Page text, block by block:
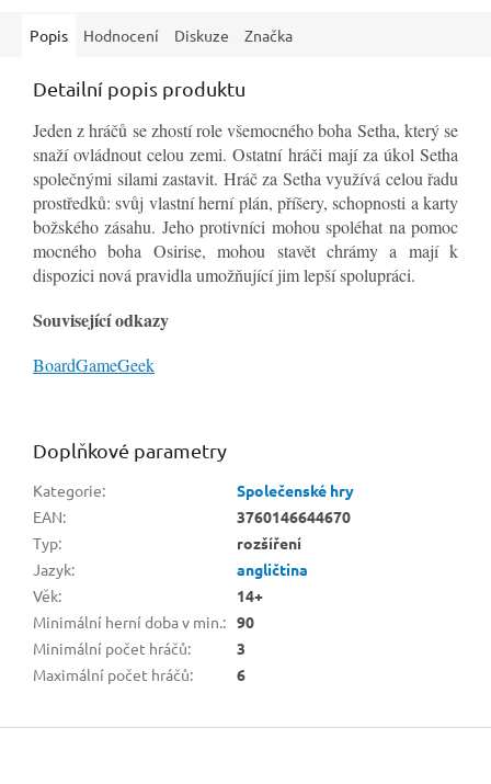
Popis Hodnocení Diskuze Značka
Detailní popis produktu
Jeden z hráčů se zhostí role všemocného boha Setha, který se
snaží ovládnout celou zemi. Ostatní hráči mají za úkol Setha
společnými silami zastavit. Hráč za Setha využívá celou řadu
prostředků: svůj vlastní herní plán, příšery, schopnosti a karty
božského zásahu. Jeho protivníci mohou spoléhat na pomoc
mocného boha Osirise, mohou stavět chrámy a mají k
dispozici nová pravidla umožňující jim lepší spolupráci.
Související odkazy
BoardGameGeek
Doplňkové parametry
Kategorie:
Společenské hry
EAN:
3760146644670
Typ:
rozšíření
Jazyk:
angličtina
Věk:
14+
Minimální herní doba v min.: 90
Minimální počet hráčů:
3
Maximální počet hráčů: 6
Z